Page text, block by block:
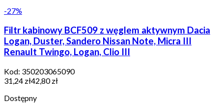
-27%
Filtr kabinowy BCF509 z węglem aktywnym Dacia
Logan, Duster, Sandero Nissan Note, Micra III
Renault Twingo, Logan, Clio III
Kod: 350203065090
31,24 zł42,80 zł
Dostępny